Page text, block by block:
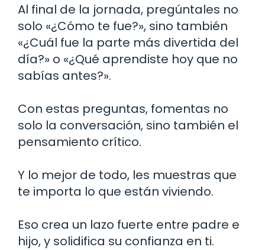
Al final de la jornada, pregúntales no
solo «¿Cómo te fue?», sino también
«¿Cuál fue la parte más divertida del
día?» o «¿Qué aprendiste hoy que no
sabías antes?».
Con estas preguntas, fomentas no
solo la conversación, sino también el
pensamiento crítico.
Y lo mejor de todo, les muestras que
te importa lo que están viviendo.
Eso crea un lazo fuerte entre padre e
hijo, y solidifica su confianza en ti.